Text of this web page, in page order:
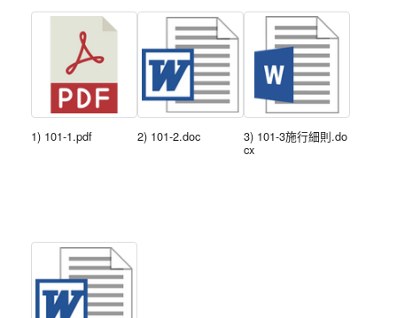
1) 101-1.pdf 2) 101-2.doc 3) 101-3施行細則.do
cx